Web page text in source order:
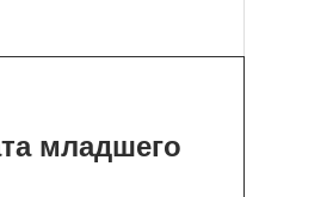
младшего